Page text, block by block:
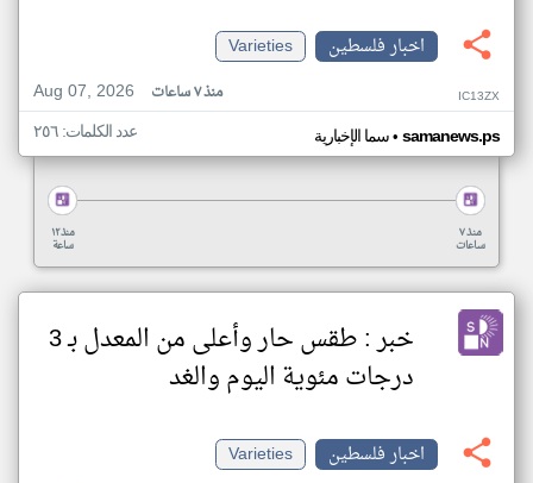
اخبار فلسطين
Varieties
Aug 07, 2026
منذ ٧ ساعات IC13ZX
سما الإخبارية• samanews.ps عدد الكلمات: ٢٥٦
منذ ١٢
ساعة
منذ ٧
ساعات
خبر : طقس حار وأعلى من المعدل بـ 3
درجات مئوية اليوم والغد
اخبار فلسطين
Varieties